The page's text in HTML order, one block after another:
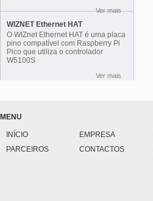
Ver mais
WIZNET Ethernet HAT
O WIZnet Ethernet HAT é uma placa
pino compatível com Raspberry Pi
Pico que utiliza o controlador
W5100S
Ver mais
MENU
INÍCIO EMPRESA
PARCEIROS
CONTACTOS